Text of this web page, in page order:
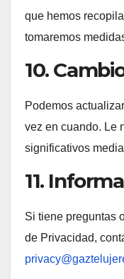
que hemos
tomaremos
10.
Podemos
vez en cuando. Le
significativos
11.
Si tiene preguntas
de Privacidad,